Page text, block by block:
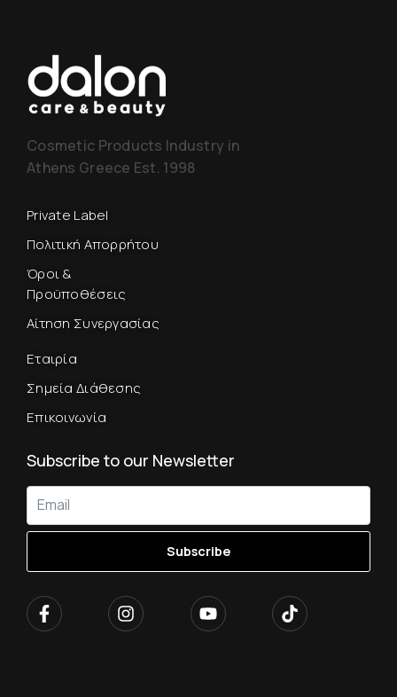
Cosmetic Products Industry in
Athens Greece Est. 1998
Private Label
Πολιτική Απορρήτου
Όροι &
Προϋποθέσεις
Αίτηση Συνεργασίας
Εταιρία
Σημεία Διάθεσης
Επικοινωνία
Subscribe to our Newsletter
Subscribe